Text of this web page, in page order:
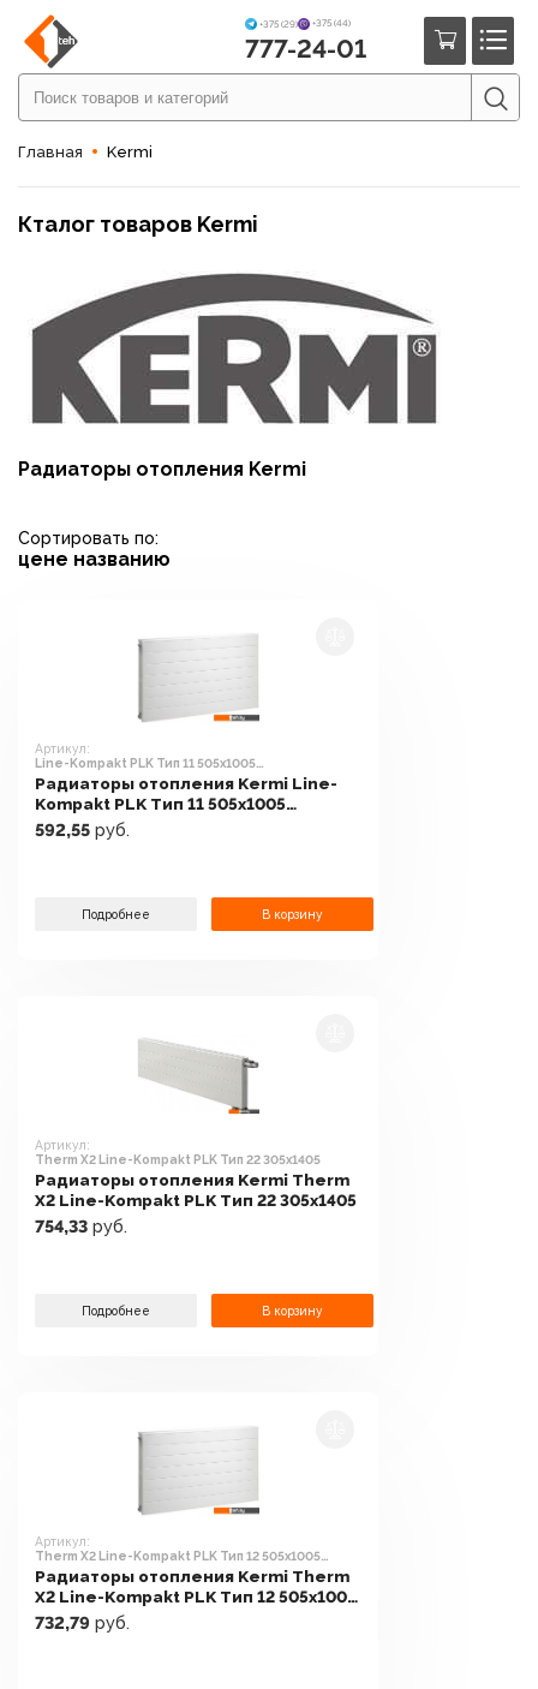
+375 (29) +375 (44)
777-24-01
Главная Kermi
Кталог товаров Kermi
Радиаторы отопления Kermi
Сортировать по:
цене названию
Артикул:
Line-Kompakt PLK Тип 11 505x1005
[PLK110501001N2K]
Радиаторы отопления Kermi Line-
Kompakt PLK Тип 11 505x1005
[PLK110501001N2K]
592,55 руб.
Подробнее В корзину
Артикул:
Therm X2 Line-Kompakt PLK Тип 22 305x1405
Радиаторы отопления Kermi Therm
X2 Line-Kompakt PLK Тип 22 305x1405
754,33 руб.
Подробнее В корзину
Артикул:
Therm X2 Line-Kompakt PLK Тип 12 505x1005
[PLK120501001N2K]
Радиаторы отопления Kermi Therm
X2 Line-Kompakt PLK Тип 12 505x1005
[PLK120501001N2K]
732,79 руб.